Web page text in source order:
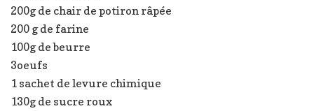
200g de chair de potiron râpée
200 g de farine
100g de beurre
3oeufs
1 sachet de levure chimique
130g de sucre roux